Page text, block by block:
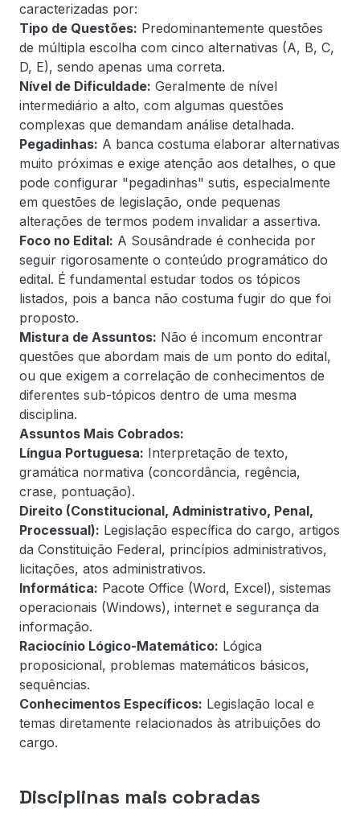
caracterizadas por:
Tipo de Questões: Predominantemente questões
de múltipla escolha com cinco alternativas (A, B, C,
D, E), sendo apenas uma correta.
Nível de Dificuldade: Geralmente de nível
intermediário a alto, com algumas questões
complexas que demandam análise detalhada.
Pegadinhas: A banca costuma elaborar alternativas
muito próximas e exige atenção aos detalhes, o que
pode configurar "pegadinhas" sutis, especialmente
em questões de legislação, onde pequenas
alterações de termos podem invalidar a assertiva.
Foco no Edital: A Sousândrade é conhecida por
seguir rigorosamente o conteúdo programático do
edital. É fundamental estudar todos os tópicos
listados, pois a banca não costuma fugir do que foi
proposto.
Mistura de Assuntos: Não é incomum encontrar
questões que abordam mais de um ponto do edital,
ou que exigem a correlação de conhecimentos de
diferentes sub-tópicos dentro de uma mesma
disciplina.
Assuntos Mais Cobrados:
Língua Portuguesa: Interpretação de texto,
gramática normativa (concordância, regência,
crase, pontuação).
Direito (Constitucional, Administrativo, Penal,
Processual): Legislação específica do cargo, artigos
da Constituição Federal, princípios administrativos,
licitações, atos administrativos.
Informática: Pacote Office (Word, Excel), sistemas
operacionais (Windows), internet e segurança da
informação.
Raciocínio Lógico-Matemático: Lógica
proposicional, problemas matemáticos básicos,
sequências.
Conhecimentos Específicos: Legislação local e
temas diretamente relacionados às atribuições do
cargo.
Disciplinas mais cobradas